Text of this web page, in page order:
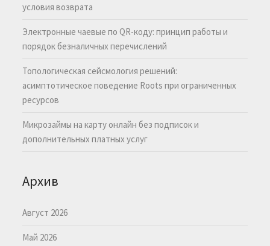
условия возврата
Электронные чаевые по QR-коду: принцип работы и
порядок безналичных перечислений
Топологическая сейсмология решений:
асимптотическое поведение Roots при ограниченных
ресурсов
Микрозаймы на карту онлайн без подписок и
дополнительных платных услуг
Архив
Август 2026
Май 2026